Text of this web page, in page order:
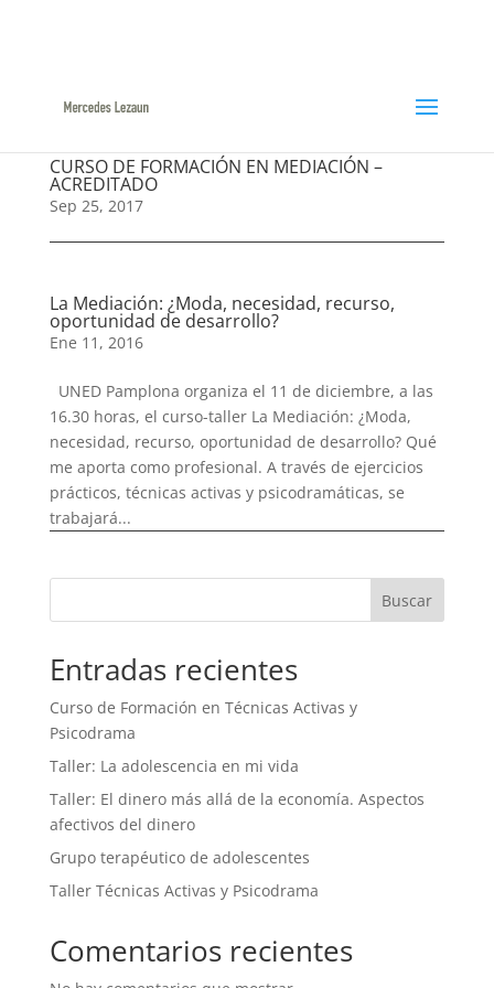
CURSO DE FORMACIÓN EN MEDIACIÓN –
ACREDITADO
Sep 25, 2017
La Mediación: ¿Moda, necesidad, recurso,
oportunidad de desarrollo?
Ene 11, 2016
UNED Pamplona organiza el 11 de diciembre, a las
16.30 horas, el curso-taller La Mediación: ¿Moda,
necesidad, recurso, oportunidad de desarrollo? Qué
me aporta como profesional. A través de ejercicios
prácticos, técnicas activas y psicodramáticas, se
trabajará...
Buscar
Entradas recientes
Curso de Formación en Técnicas Activas y
Psicodrama
Taller: La adolescencia en mi vida
Taller: El dinero más allá de la economía. Aspectos
afectivos del dinero
Grupo terapéutico de adolescentes
Taller Técnicas Activas y Psicodrama
Comentarios recientes